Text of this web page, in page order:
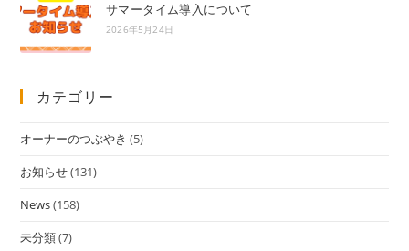
サマータイム導入について
2026年5月24日
カテゴリー
オーナーのつぶやき (5)
お知らせ(131)
News(158)
未分類(7)